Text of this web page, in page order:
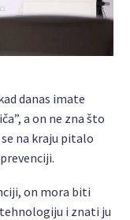
danas imate
a on ne zna što
na kraju pitalo
on mora biti
i znati ju